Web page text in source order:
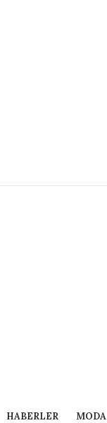
HABERLER MODA